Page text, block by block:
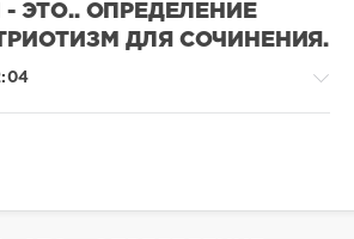
ЭТО.. ОПРЕДЕЛЕНИЕ
ДЛЯ СОЧИНЕНИЯ.